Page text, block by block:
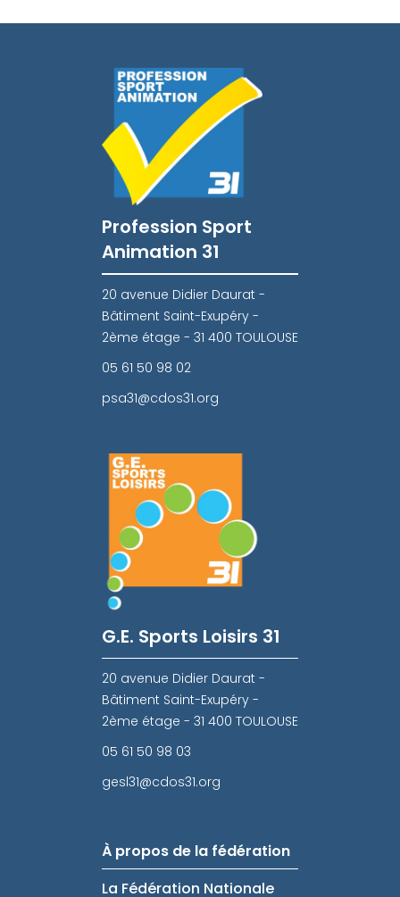
Profession Sport
Animation 31
20 avenue Didier Daurat -
Bâtiment Saint-Exupéry -
2ème étage - 31 400 TOULOUSE
05 61 50 98 02
psa31@cdos31.org
G.E. Sports Loisirs 31
20 avenue Didier Daurat -
Bâtiment Saint-Exupéry -
2ème étage - 31 400 TOULOUSE
05 61 50 98 03
gesl31@cdos31.org
À propos de la fédération
La Fédération Nationale